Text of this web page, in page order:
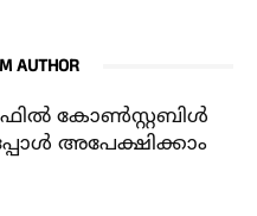
AUTHOR
കോൺസ്റ്റബിൾ
അപേക്ഷിക്കാം